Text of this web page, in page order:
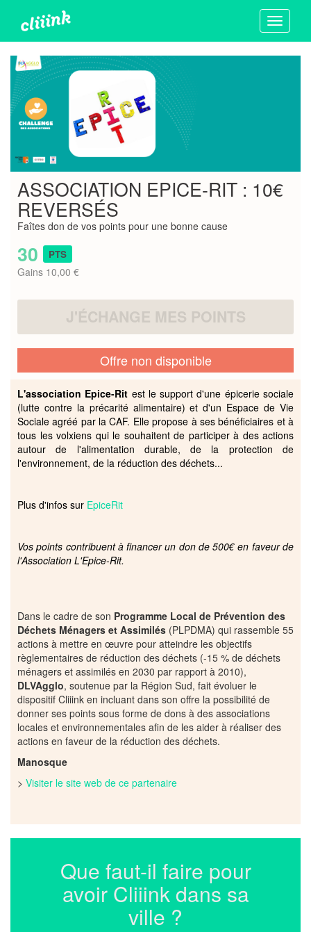
Toggle
ASSOCIATION EPICE-RIT : 10€
REVERSÉS
Faîtes don de vos points pour une bonne cause
30 PTS
Gains 10,00 €
J'ÉCHANGE MES POINTS
Offre non disponible
L'association Epice-Rit est le support d'une épicerie sociale
(lutte contre la précarité alimentaire) et d'un Espace de Vie
Sociale agréé par la CAF. Elle propose à ses bénéficiaires et à
tous les volxiens qui le souhaitent de participer à des actions
autour de l'alimentation durable, de la protection de
l'environnement, de la réduction des déchets...
Plus d'infos sur EpiceRit
Vos points contribuent à financer un don de 500€ en faveur de
l'Association L'Epice-Rit.
Dans le cadre de son Programme Local de Prévention des
Déchets Ménagers et Assimilés (PLPDMA) qui rassemble 55
actions à mettre en œuvre pour atteindre les objectifs
règlementaires de réduction des déchets (-15 % de déchets
ménagers et assimilés en 2030 par rapport à 2010),
DLVAgglo, soutenue par la Région Sud, fait évoluer le
dispositif Cliiink en incluant dans son offre la possibilité de
donner ses points sous forme de dons à des associations
locales et environnementales afin de les aider à réaliser des
actions en faveur de la réduction des déchets.
Manosque
> Visiter le site web de ce partenaire
Que faut-il faire pour
avoir Cliiink dans sa
ville ?